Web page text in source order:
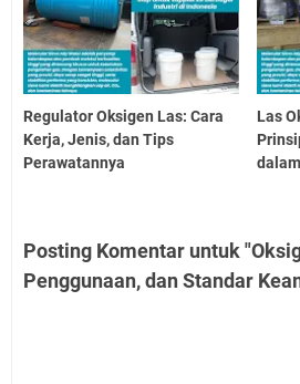
Regulator Oksigen Las: Cara
Kerja, Jenis, dan Tips
Perawatannya
Las
Posting Komentar untuk
Penggunaan, dan Standar